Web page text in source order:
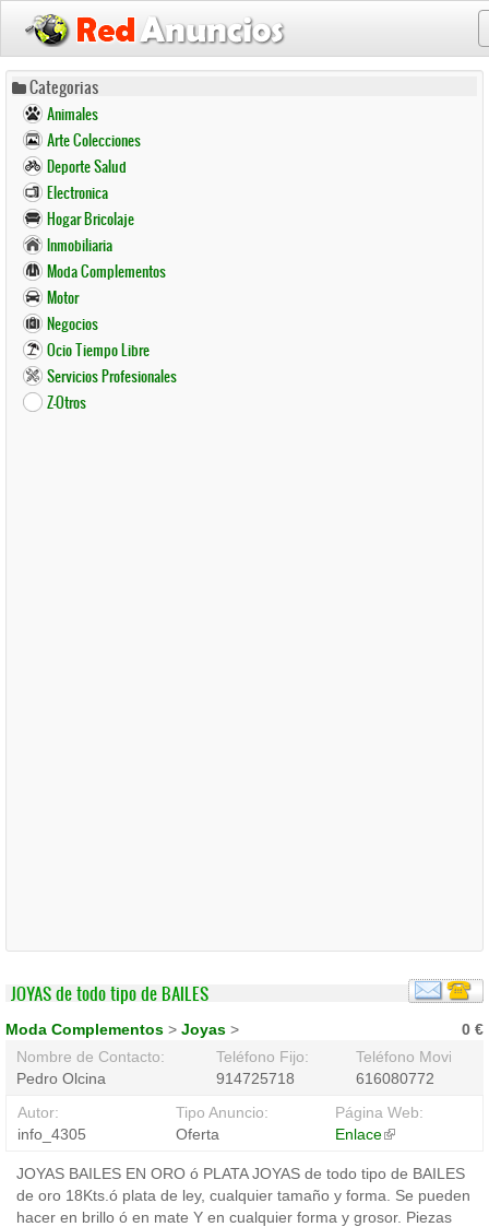
Pasar
contenido
principal
Categorias
Animales
Arte Colecciones
Deporte Salud
Electronica
Hogar Bricolaje
Inmobiliaria
Moda Complementos
Motor
Negocios
Ocio Tiempo Libre
Servicios Profesionales
Z-Otros
JOYAS de todo tipo de BAILES
0 €
Moda Complementos > Joyas >
Nombre de Contacto:
Pedro Olcina
Teléfono Fijo:
914725718
Teléfono Movil:
616080772
Autor:
info_4305
Tipo Anuncio:
Oferta
Página Web:
Enlace(link
external)
JOYAS BAILES EN ORO ó PLATA JOYAS de todo tipo de BAILES
de oro 18Kts.ó plata de ley, cualquier tamaño y forma. Se pueden
hacer en brillo ó en mate Y en cualquier forma y grosor. Piezas